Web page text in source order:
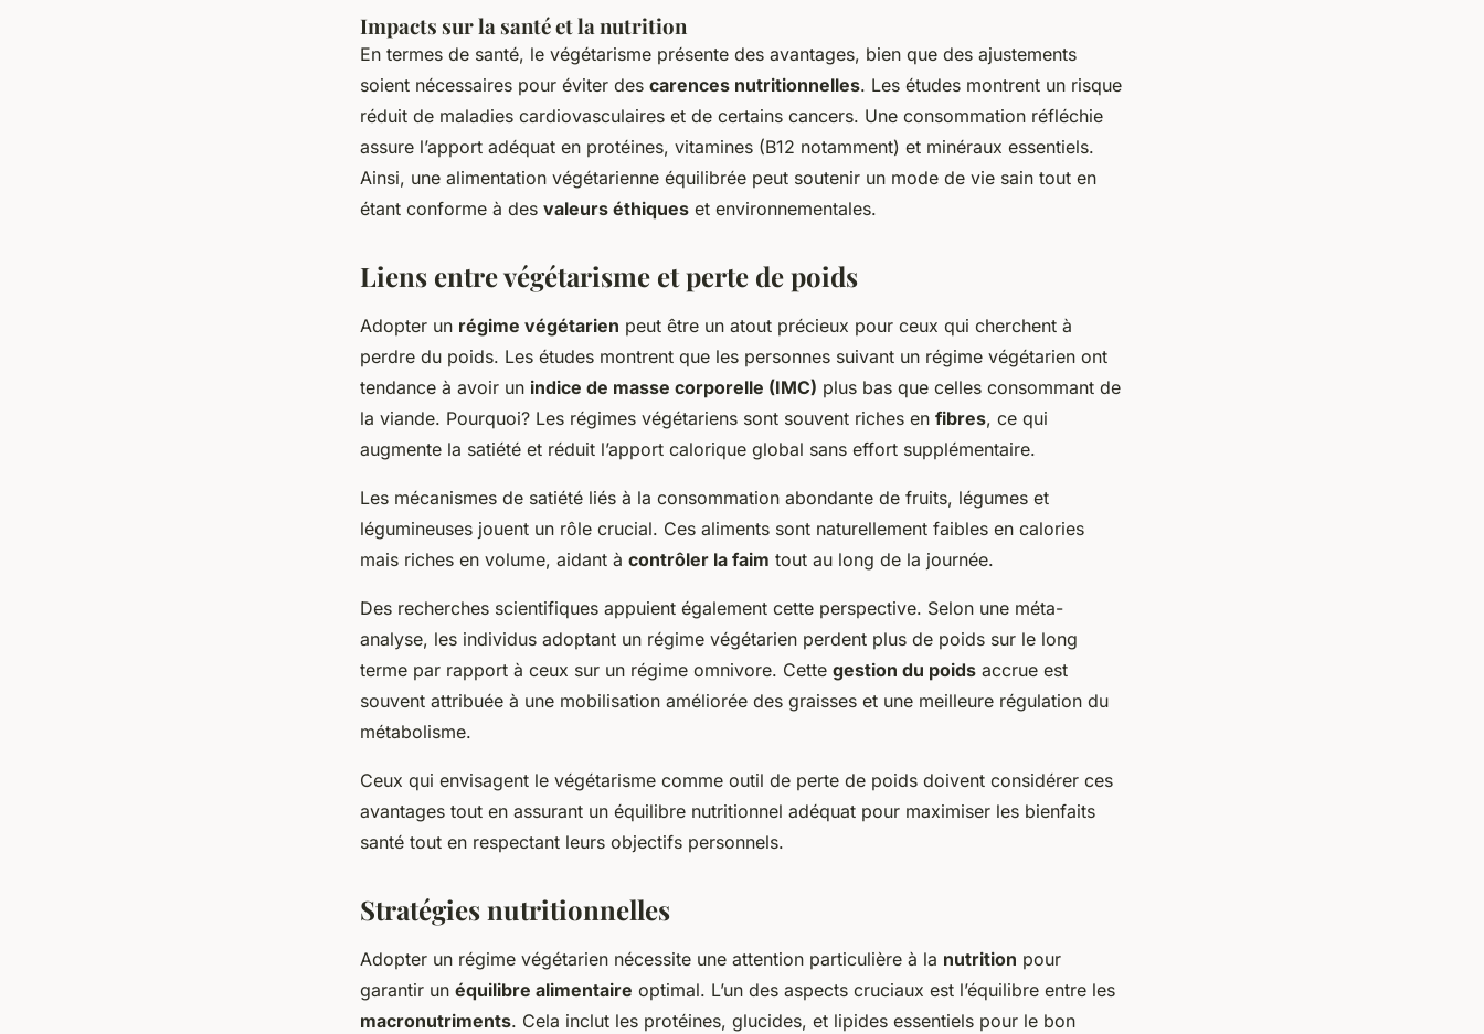
Impacts sur la santé et la nutrition
En termes de santé, le végétarisme présente des avantages, bien que des ajustements
soient nécessaires pour éviter des carences nutritionnelles. Les études montrent un risque
réduit de maladies cardiovasculaires et de certains cancers. Une consommation réfléchie
assure l’apport adéquat en protéines, vitamines (B12 notamment) et minéraux essentiels.
Ainsi, une alimentation végétarienne équilibrée peut soutenir un mode de vie sain tout en
étant conforme à des valeurs éthiques et environnementales.
Liens entre végétarisme et perte de poids
Adopter un régime végétarien peut être un atout précieux pour ceux qui cherchent à
perdre du poids. Les études montrent que les personnes suivant un régime végétarien ont
tendance à avoir un indice de masse corporelle (IMC) plus bas que celles consommant de
la viande. Pourquoi? Les régimes végétariens sont souvent riches en fibres, ce qui
augmente la satiété et réduit l’apport calorique global sans effort supplémentaire.
Les mécanismes de satiété liés à la consommation abondante de fruits, légumes et
légumineuses jouent un rôle crucial. Ces aliments sont naturellement faibles en calories
mais riches en volume, aidant à contrôler la faim tout au long de la journée.
Des recherches scientifiques appuient également cette perspective. Selon une méta-
analyse, les individus adoptant un régime végétarien perdent plus de poids sur le long
terme par rapport à ceux sur un régime omnivore. Cette gestion du poids accrue est
souvent attribuée à une mobilisation améliorée des graisses et une meilleure régulation du
métabolisme.
Ceux qui envisagent le végétarisme comme outil de perte de poids doivent considérer ces
avantages tout en assurant un équilibre nutritionnel adéquat pour maximiser les bienfaits
santé tout en respectant leurs objectifs personnels.
Stratégies nutritionnelles
Adopter un régime végétarien nécessite une attention particulière à la nutrition pour
garantir un équilibre alimentaire optimal. L’un des aspects cruciaux est l’équilibre entre les
macronutriments. Cela inclut les protéines, glucides, et lipides essentiels pour le bon